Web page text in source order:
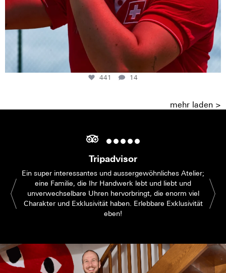
441 14
mehr laden >
Tripadvisor
Ein super interessantes und aussergewöhnliches Atelier;
eine Familie, die Ihr Handwerk lebt und liebt und
unverwechselbare Uhren hervorbringt, die enorm viel
Charakter und Exklusivität haben. Erlebbare Exklusivität
eben!